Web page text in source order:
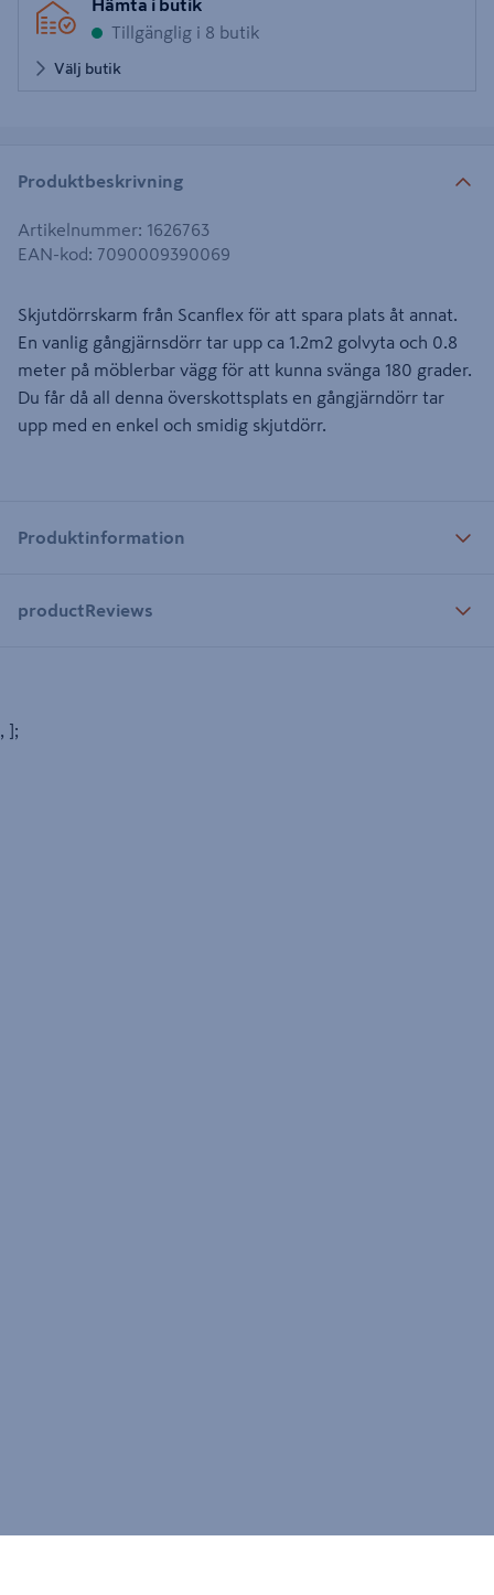
Hämta i butik
Tillgänglig i 8 butik
Välj butik
Produktbeskrivning
Artikelnummer: 1626763
EAN-kod: 7090009390069
Skjutdörrskarm från Scanflex för att spara plats åt annat.
En vanlig gångjärnsdörr tar upp ca 1.2m2 golvyta och 0.8
meter på möblerbar vägg för att kunna svänga 180 grader.
Du får då all denna överskottsplats en gångjärndörr tar
upp med en enkel och smidig skjutdörr.
Produktinformation
productReviews
, ];